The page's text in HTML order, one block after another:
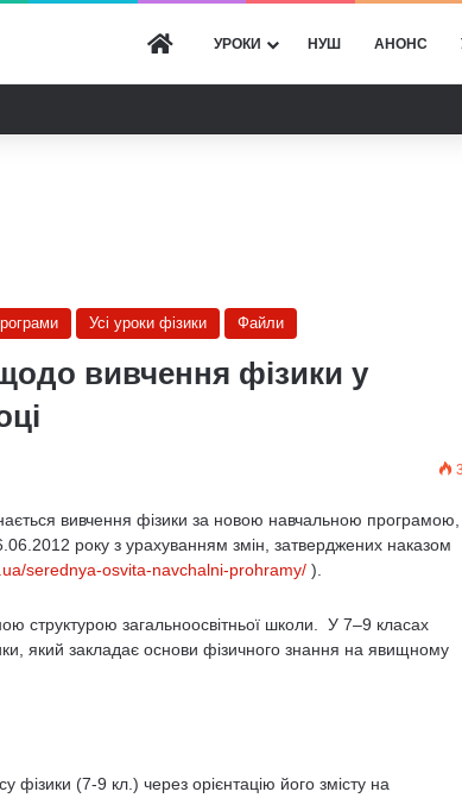
ГОЛОВНА
УРОКИ НУШ АНОНС
Усі уроки фізики Файли
вивчення фізики у
вивчення фізики за новою навчальною програмою,
року з урахуванням змін, затверджених наказом
serednya-osvita-navchalni-prohramy/).
структурою загальноосвітньої школи. У 7–9 класах
який закладає основи фізичного знання на явищному
фізики (7-9 кл.) через орієнтацію його змісту на